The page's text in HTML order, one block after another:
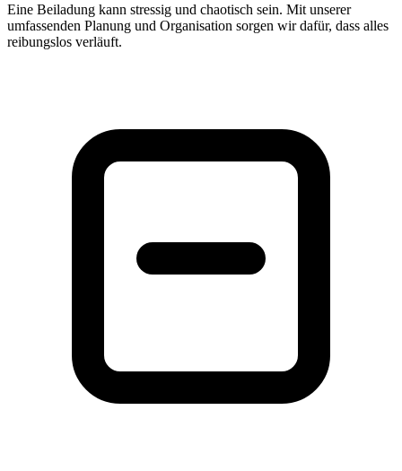
Eine Beiladung kann stressig und chaotisch sein. Mit unserer
umfassenden Planung und Organisation sorgen wir dafür, dass alles
reibungslos verläuft.